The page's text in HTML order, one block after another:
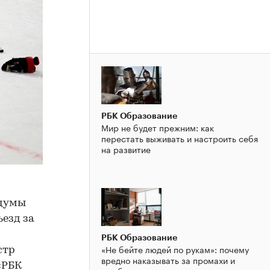
за
РБК Образование
Мир не будет прежним: как
перестать выживать и настроить себя
на развитие
РБК Образование
«Не бейте людей по рукам»: почему
вредно наказывать за промахи и